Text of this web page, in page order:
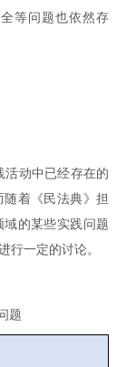
等问题也依然存
活动中已经存在的
着《民法典》担
的某些实践问题
行一定的讨论。
题